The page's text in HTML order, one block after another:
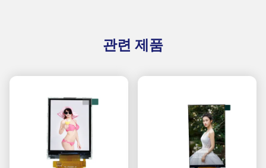
관련 제품